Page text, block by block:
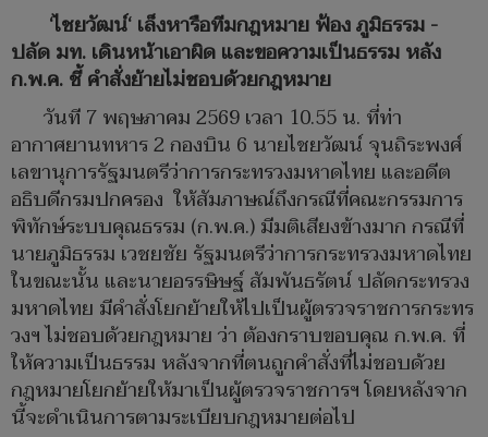
‘ไชยวัฒน์‘ เล็งหารือทีมกฎหมาย ฟ้อง ภูมิธรรม -
ปลัด มท. เดินหน้าเอาผิด และขอความเป็นธรรม หลัง
ก.พ.ค. ชี้ คำสั่งย้ายไม่ชอบด้วยกฎหมาย
วันที 7 พฤษภาคม 2569 เวลา 10.55 น. ที่ท่า
อากาศยานทหาร 2 กองบิน 6 นายไชยวัฒน์ จุนถิระพงศ์
เลขานุการรัฐมนตรีว่าการกระทรวงมหาดไทย และอดีต
อธิบดีกรมปกครอง ให้สัมภาษณ์ถึงกรณีที่คณะกรรมการ
พิทักษ์ระบบคุณธรรม (ก.พ.ค.) มีมติเสียงข้างมาก กรณีที่
นายภูมิธรรม เวชยชัย รัฐมนตรีว่าการกระทรวงมหาดไทย
ในขณะนั้น และนายอรรษิษฐ์ สัมพันธรัตน์ ปลัดกระทรวง
มหาดไทย มีคำสั่งโยกย้ายให้ไปเป็นผู้ตรวจราชการกระทร
วงฯ ไม่ชอบด้วยกฎหมาย ว่า ต้องกราบขอบคุณ ก.พ.ค. ที่
ให้ความเป็นธรรม หลังจากที่ตนถูกคำสั่งที่ไม่ชอบด้วย
กฎหมายโยกย้ายให้มาเป็นผู้ตรวจราชการฯ โดยหลังจาก
นี้จะดำเนินการตามระเบียบกฎหมายต่อไป